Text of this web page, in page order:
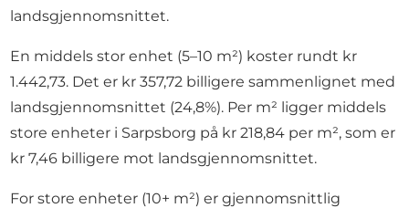
landsgjennomsnittet.
En middels stor enhet (5–10 m²) koster rundt kr
1.442,73. Det er kr 357,72 billigere sammenlignet med
landsgjennomsnittet (24,8%). Per m² ligger middels
store enheter i Sarpsborg på kr 218,84 per m², som er
kr 7,46 billigere mot landsgjennomsnittet.
For store enheter (10+ m²) er gjennomsnittlig